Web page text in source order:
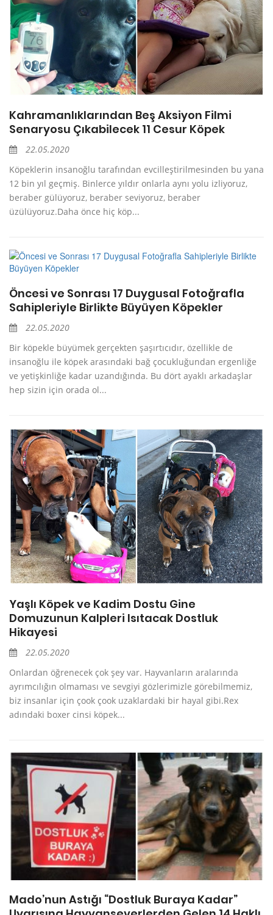
Kahramanlıklarından Beş Aksiyon Filmi
Senaryosu Çıkabilecek 11 Cesur Köpek
22.05.2020
Köpeklerin insanoğlu tarafından evcilleştirilmesinden bu yana
12 bin yıl geçmiş. Binlerce yıldır onlarla aynı yolu izliyoruz,
beraber gülüyoruz, beraber seviyoruz, beraber
üzülüyoruz.Daha önce hiç köp...
Öncesi ve Sonrası 17 Duygusal Fotoğrafla
Sahipleriyle Birlikte Büyüyen Köpekler
22.05.2020
Bir köpekle büyümek gerçekten şaşırtıcıdır, özellikle de
insanoğlu ile köpek arasındaki bağ çocukluğundan ergenliğe
ve yetişkinliğe kadar uzandığında. Bu dört ayaklı arkadaşlar
hep sizin için orada ol...
Yaşlı Köpek ve Kadim Dostu Gine
Domuzunun Kalpleri Isıtacak Dostluk
Hikayesi
22.05.2020
Onlardan öğrenecek çok şey var. Hayvanların aralarında
ayrımcılığın olmaması ve sevgiyi gözlerimizle görebilmemiz,
biz insanlar için çook çook uzaklardaki bir hayal gibi.Rex
adındaki boxer cinsi köpek...
Mado’nun Astığı “Dostluk Buraya Kadar”